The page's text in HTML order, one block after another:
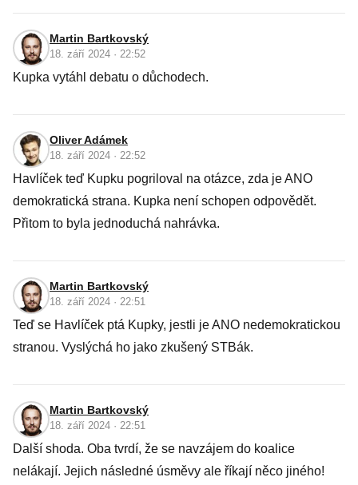
Martin Bartkovský
18. září 2024 · 22:52
Kupka vytáhl debatu o důchodech.
Oliver Adámek
18. září 2024 · 22:52
Havlíček teď Kupku pogriloval na otázce, zda je ANO
demokratická strana. Kupka není schopen odpovědět.
Přitom to byla jednoduchá nahrávka.
Martin Bartkovský
18. září 2024 · 22:51
Teď se Havlíček ptá Kupky, jestli je ANO nedemokratickou
stranou. Vyslýchá ho jako zkušený STBák.
Martin Bartkovský
18. září 2024 · 22:51
Další shoda. Oba tvrdí, že se navzájem do koalice
nelákají. Jejich následné úsměvy ale říkají něco jiného!